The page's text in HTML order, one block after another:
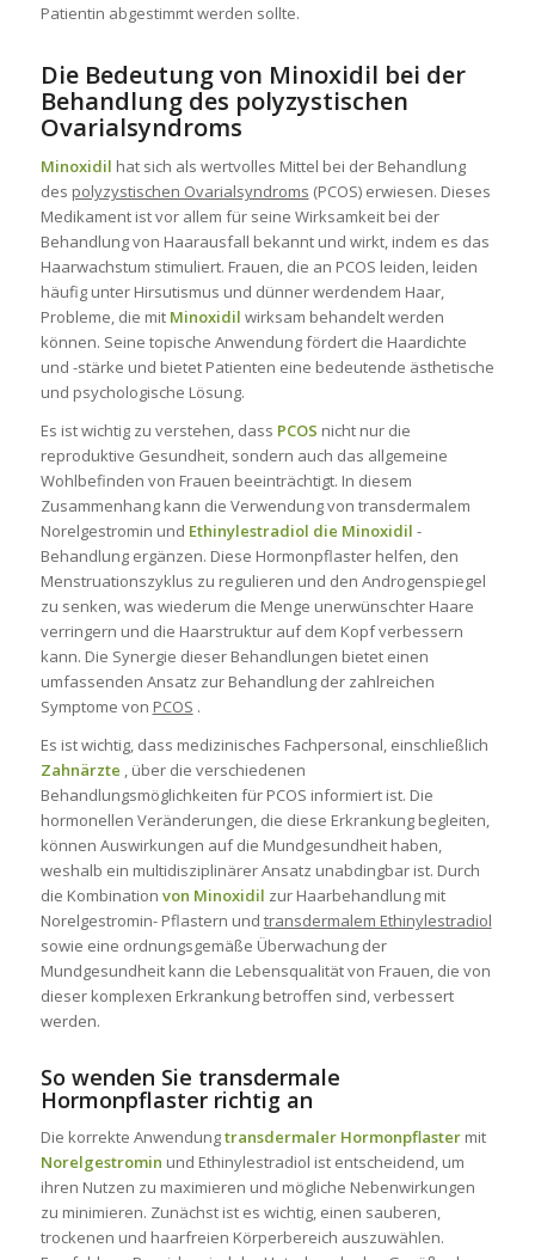
Patientin abgestimmt werden sollte.
Die Bedeutung von Minoxidil bei der
Behandlung des polyzystischen
Ovarialsyndroms
Minoxidil hat sich als wertvolles Mittel bei der Behandlung
des polyzystischen Ovarialsyndroms (PCOS) erwiesen. Dieses
Medikament ist vor allem für seine Wirksamkeit bei der
Behandlung von Haarausfall bekannt und wirkt, indem es das
Haarwachstum stimuliert. Frauen, die an PCOS leiden, leiden
häufig unter Hirsutismus und dünner werdendem Haar,
Probleme, die mit Minoxidil wirksam behandelt werden
können. Seine topische Anwendung fördert die Haardichte
und -stärke und bietet Patienten eine bedeutende ästhetische
und psychologische Lösung.
Es ist wichtig zu verstehen, dass PCOS nicht nur die
reproduktive Gesundheit, sondern auch das allgemeine
Wohlbefinden von Frauen beeinträchtigt. In diesem
Zusammenhang kann die Verwendung von transdermalem
Norelgestromin und Ethinylestradiol die Minoxidil -
Behandlung ergänzen. Diese Hormonpflaster helfen, den
Menstruationszyklus zu regulieren und den Androgenspiegel
zu senken, was wiederum die Menge unerwünschter Haare
verringern und die Haarstruktur auf dem Kopf verbessern
kann. Die Synergie dieser Behandlungen bietet einen
umfassenden Ansatz zur Behandlung der zahlreichen
Symptome von PCOS .
Es ist wichtig, dass medizinisches Fachpersonal, einschließlich
Zahnärzte , über die verschiedenen
Behandlungsmöglichkeiten für PCOS informiert ist. Die
hormonellen Veränderungen, die diese Erkrankung begleiten,
können Auswirkungen auf die Mundgesundheit haben,
weshalb ein multidisziplinärer Ansatz unabdingbar ist. Durch
die Kombination von Minoxidil zur Haarbehandlung mit
Norelgestromin-Pflastern und transdermalem Ethinylestradiol
sowie eine ordnungsgemäße Überwachung der
Mundgesundheit kann die Lebensqualität von Frauen, die von
dieser komplexen Erkrankung betroffen sind, verbessert
werden.
So wenden Sie transdermale
Hormonpflaster richtig an
Die korrekte Anwendungtransdermaler Hormonpflastermit
Norelgestromin und Ethinylestradiol ist entscheidend, um
ihren Nutzen zu maximieren und mögliche Nebenwirkungen
zu minimieren. Zunächst ist es wichtig, einen sauberen,
trockenen und haarfreien Körperbereich auszuwählen.